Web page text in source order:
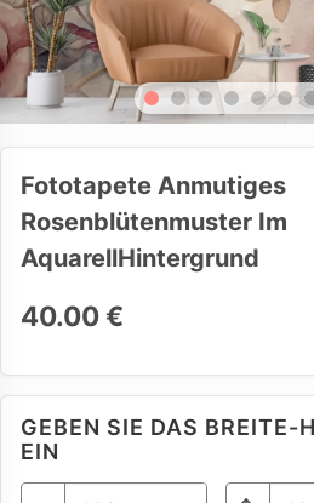
Fototapete Anmutiges
Rosenblütenmuster Im
AquarellHintergrund
40.00 €
GEBEN SIE DAS BREITE-
EIN